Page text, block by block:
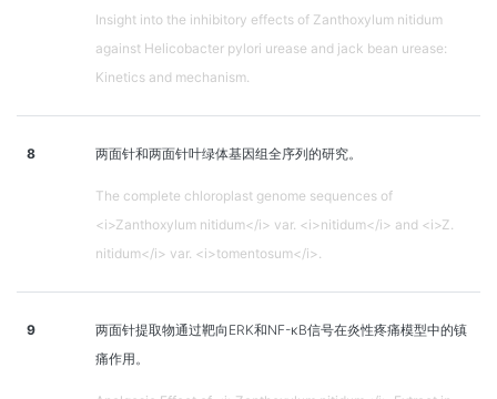
Insight into the inhibitory effects of Zanthoxylum nitidum
against Helicobacter pylori urease and jack bean urease:
Kinetics and mechanism.
8 两面针和两面针叶绿体基因组全序列的研究。
The complete chloroplast genome sequences of
<i>Zanthoxylum nitidum</i> var. <i>nitidum</i> and <i>Z.
nitidum</i> var. <i>tomentosum</i>.
9
两面针提取物通过靶向ERK和NF-κB信号在炎性疼痛模型中的镇
痛作用。